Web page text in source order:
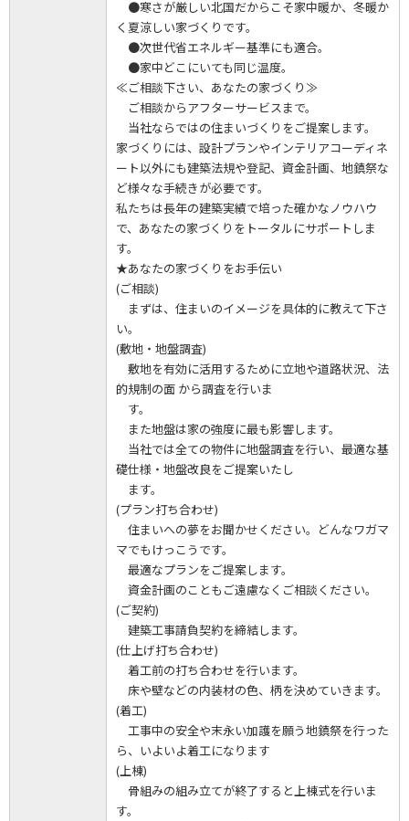
●寒さが厳しい北国だからこそ家中暖か、冬暖か
く夏涼しい家づくりです。
●次世代省エネルギー基準にも適合。
●家中どこにいても同じ温度。
≪ご相談下さい、あなたの家づくり≫
ご相談からアフターサービスまで。
当社ならではの住まいづくりをご提案します。
家づくりには、設計プランやインテリアコーディネ
ート以外にも建築法規や登記、資金計画、地鎮祭な
ど様々な手続きが必要です。
私たちは長年の建築実績で培った確かなノウハウ
で、あなたの家づくりをトータルにサポートしま
す。
★あなたの家づくりをお手伝い
(ご相談)
まずは、住まいのイメージを具体的に教えて下さ
い。
(敷地・地盤調査)
敷地を有効に活用するために立地や道路状況、法
的規制の面 から調査を行いま
す。
また地盤は家の強度に最も影響します。
当社では全ての物件に地盤調査を行い、最適な基
礎仕様・地盤改良をご提案いたし
ます。
(プラン打ち合わせ)
住まいへの夢をお聞かせください。どんなワガマ
マでもけっこうです。
最適なプランをご提案します。
資金計画のこともご遠慮なくご相談ください。
(ご契約)
建築工事請負契約を締結します。
(仕上げ打ち合わせ)
着工前の打ち合わせを行います。
床や壁などの内装材の色、柄を決めていきます。
(着工)
工事中の安全や末永い加護を願う地鎮祭を行った
ら、いよいよ着工になります
(上棟)
骨組みの組み立てが終了すると上棟式を行いま
す。